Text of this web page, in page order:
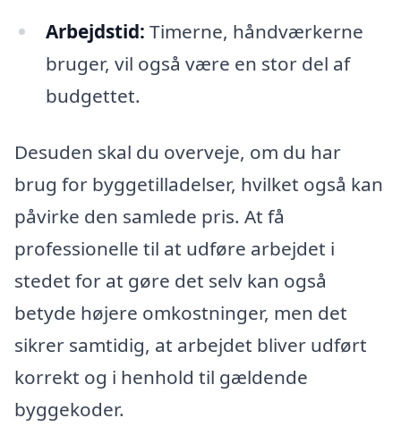
Arbejdstid: Timerne, håndværkerne
bruger, vil også være en stor del af
budgettet.
Desuden skal du overveje, om du har
brug for byggetilladelser, hvilket også kan
påvirke den samlede pris. At få
professionelle til at udføre arbejdet i
stedet for at gøre det selv kan også
betyde højere omkostninger, men det
sikrer samtidig, at arbejdet bliver udført
korrekt og i henhold til gældende
byggekoder.